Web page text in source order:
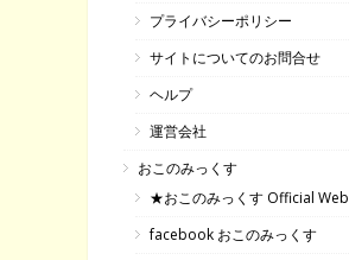
プライバシーポリシー
サイトについてのお問合せ
ヘルプ
運営会社
おこのみっくす
★おこのみっくす Official Web
facebook おこのみっくす